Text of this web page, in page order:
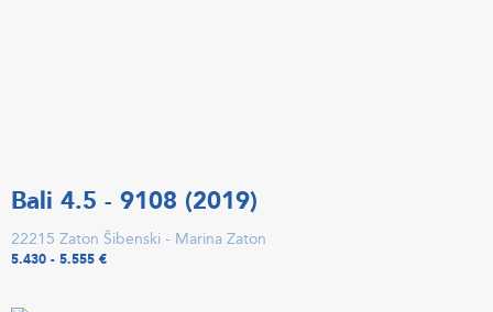
Bali 4.5 - 9108 (2019)
22215 Zaton Šibenski - Marina Zaton
5.430 - 5.555 €